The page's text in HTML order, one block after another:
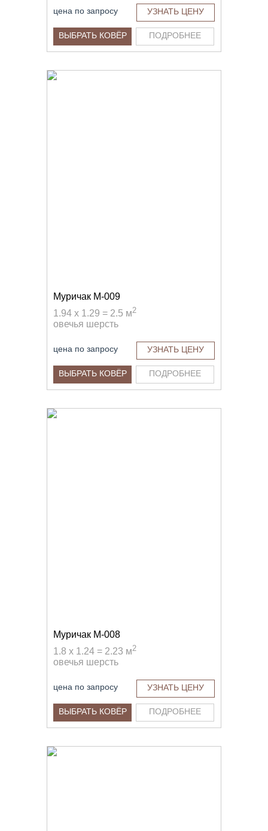
цена по запросу УЗНАТЬ ЦЕНУ
ВЫБРАТЬ КОВЁР ПОДРОБНЕЕ
Муричак M-009
1.94 x 1.29 = 2.5 м2
овечья шерсть
цена по запросу УЗНАТЬ ЦЕНУ
ВЫБРАТЬ КОВЁР ПОДРОБНЕЕ
Муричак M-008
1.8 x 1.24 = 2.23 м2
овечья шерсть
цена по запросу УЗНАТЬ ЦЕНУ
ВЫБРАТЬ КОВЁР ПОДРОБНЕЕ